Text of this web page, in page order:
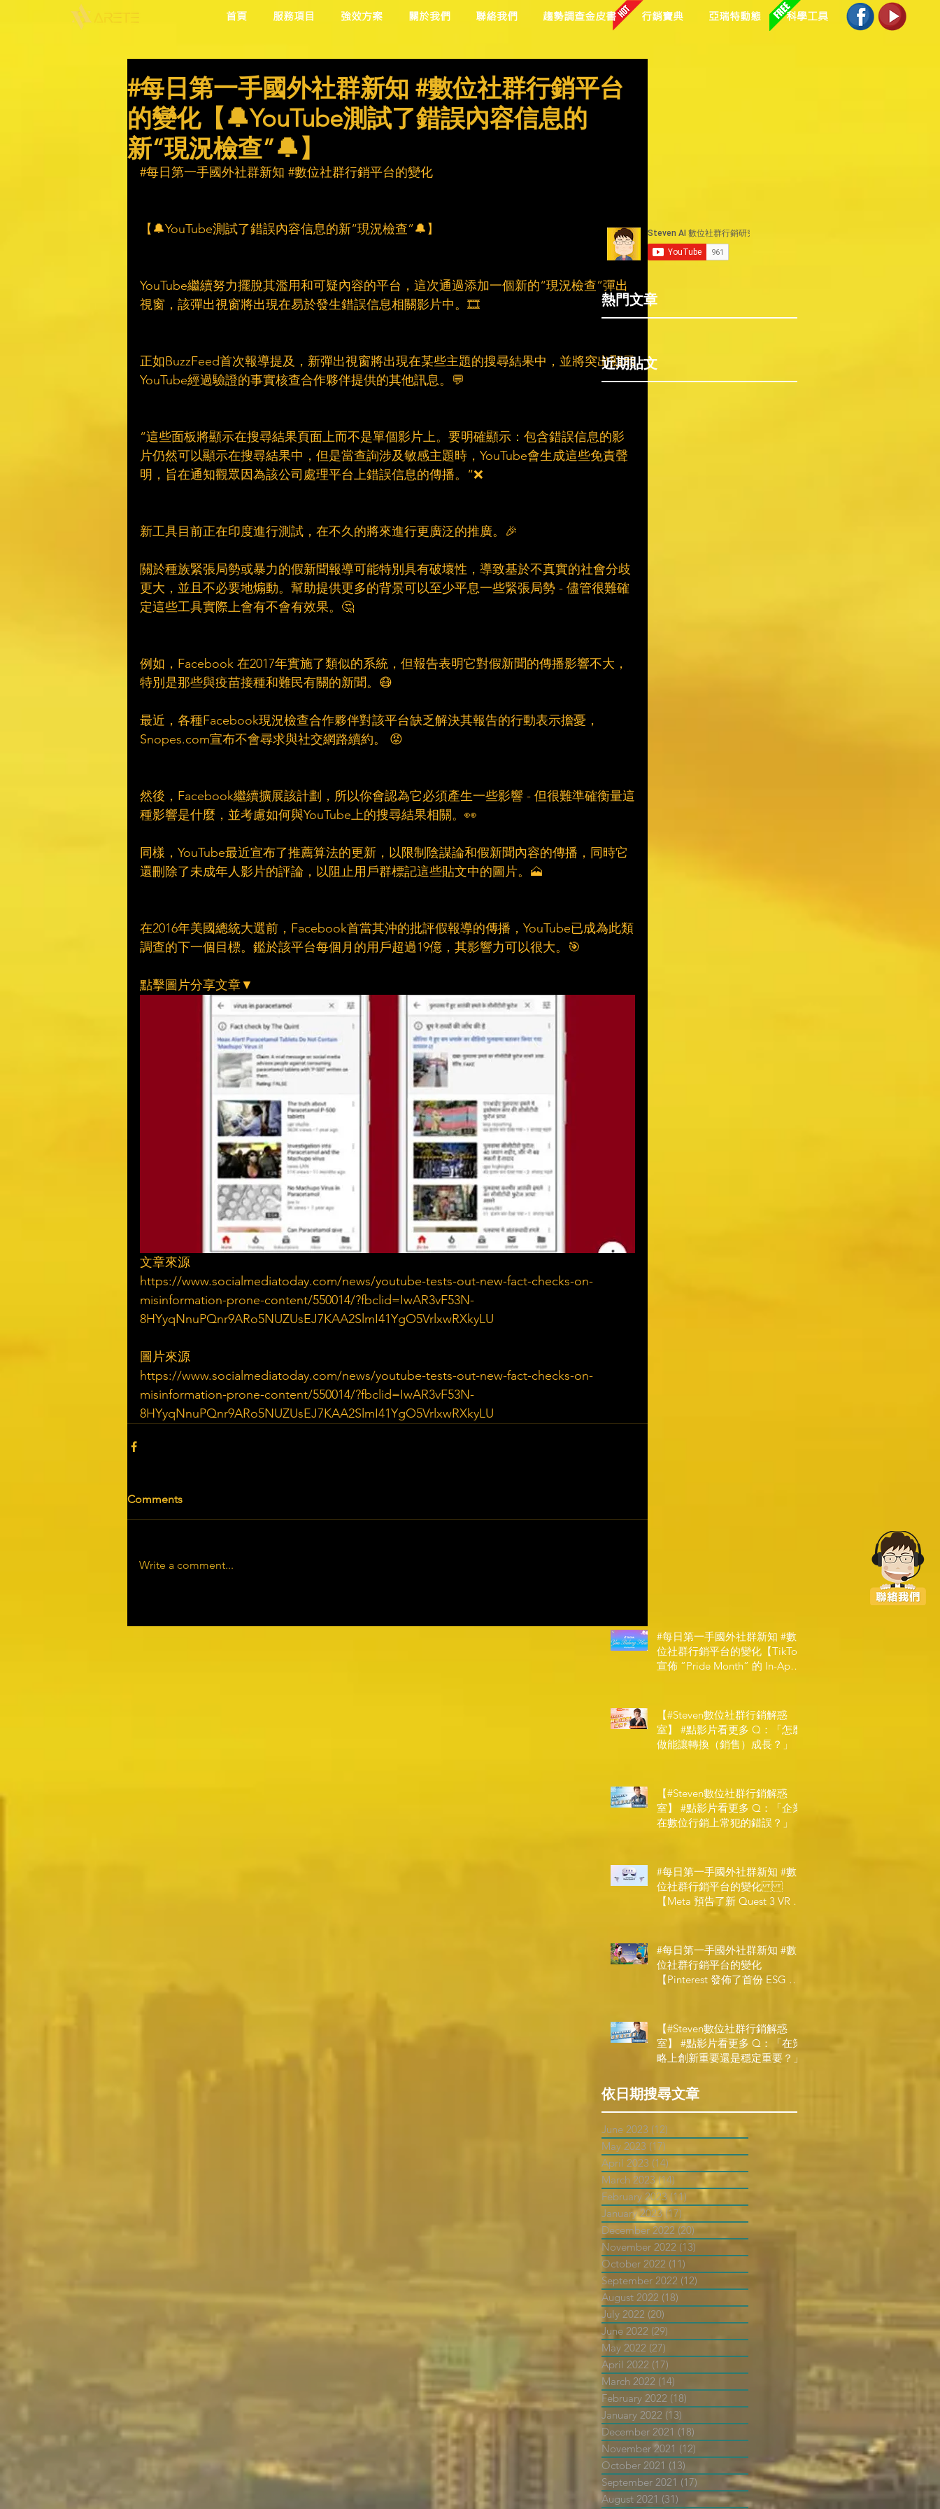
首頁 服務項目 強效方案 關於我們 聯絡我們 趨勢調查金皮書 行銷寶典 亞瑞特動態 科學工具
#每日第一手國外社群新知 #數位社群行銷平台
的變化【🔔YouTube測試了錯誤內容信息的
新“現況檢查”🔔】
#每日第一手國外社群新知 #數位社群行銷平台的變化
【🔔YouTube測試了錯誤內容信息的新“現況檢查”🔔】
YouTube繼續努力擺脫其濫用和可疑內容的平台，這次通過添加一個新的“現況檢查”彈出
視窗，該彈出視窗將出現在易於發生錯誤信息相關影片中。🎞
正如BuzzFeed首次報導提及，新彈出視窗將出現在某些主題的搜尋結果中，並將突出顯示
YouTube經過驗證的事實核查合作夥伴提供的其他訊息。💬
“這些面板將顯示在搜尋結果頁面上而不是單個影片上。要明確顯示：包含錯誤信息的影
片仍然可以顯示在搜尋結果中，但是當查詢涉及敏感主題時，YouTube會生成這些免責聲
明，旨在通知觀眾因為該公司處理平台上錯誤信息的傳播。“❌
新工具目前正在印度進行測試，在不久的將來進行更廣泛的推廣。🎉
關於種族緊張局勢或暴力的假新聞報導可能特別具有破壞性，導致基於不真實的社會分歧
更大，並且不必要地煽動。幫助提供更多的背景可以至少平息一些緊張局勢 - 儘管很難確
定這些工具實際上會有不會有效果。🤔
例如，Facebook 在2017年實施了類似的系統，但報告表明它對假新聞的傳播影響不大，
特別是那些與疫苗接種和難民有關的新聞。😷
最近，各種Facebook現況檢查合作夥伴對該平台缺乏解決其報告的行動表示擔憂，
Snopes.com宣布不會尋求與社交網路續約。 😡
然後，Facebook繼續擴展該計劃，所以你會認為它必須產生一些影響 - 但很難準確衡量這
種影響是什麼，並考慮如何與YouTube上的搜尋結果相關。👀
同樣，YouTube最近宣布了推薦算法的更新，以限制陰謀論和假新聞內容的傳播，同時它
還刪除了未成年人影片的評論，以阻止用戶群標記這些貼文中的圖片。🗻
在2016年美國總統大選前，Facebook首當其沖的批評假報導的傳播，YouTube已成為此類
調查的下一個目標。鑑於該平台每個月的用戶超過19億，其影響力可以很大。🎯
點擊圖片分享文章▼
文章來源
https://www.socialmediatoday.com/news/youtube-tests-out-new-fact-checks-on-
misinformation-prone-content/550014/?fbclid=IwAR3vF53N-
8HYyqNnuPQnr9ARo5NUZUsEJ7KAA2SlmI41YgO5VrlxwRXkyLU
圖片來源
https://www.socialmediatoday.com/news/youtube-tests-out-new-fact-checks-on-
misinformation-prone-content/550014/?fbclid=IwAR3vF53N-
8HYyqNnuPQnr9ARo5NUZUsEJ7KAA2SlmI41YgO5VrlxwRXkyLU
Comments
Write a comment...
熱門文章
近期貼文
#每日第一手國外社群新知 #數
位社群行銷平台的變化【TikTok
宣佈 ”Pride Month” 的 In-App
【#Steven數位社群行銷解惑
室】 #點影片看更多​ Q：「怎麼
做能讓轉換（銷售）成長？」
【#Steven數位社群行銷解惑
室】 #點影片看更多​ Q：「企業
在數位行銷上常犯的錯誤？」
#每日第一手國外社群新知 #數
位社群行銷平台的變化
【Meta 預告了新 Quest 3 VR 耳
#每日第一手國外社群新知 #數
位社群行銷平台的變化
【Pinterest 發佈了首份 ESG 報
【#Steven數位社群行銷解惑
室】 #點影片看更多​ Q：「在策
略上創新重要還是穩定重要？」
依日期搜尋文章
June 2023 (12)
May 2023 (17)
April 2023 (14)
March 2023 (14) 14 posts
February 2023 (11) 11 posts
January 2023 (17)
December 2022 (20) 20 posts
November 2022 (13)
October 2022 (11)
September 2022 (12)
August 2022 (18)
July 2022 (20)
June 2022 (29)
May 2022 (27)
April 2022 (17)
March 2022 (14)
February 2022 (18)
January 2022 (13)
December 2021 (18)
November 2021 (12)
October 2021 (13)
September 2021 (17) 17 posts
August 2021 (31) 31 posts